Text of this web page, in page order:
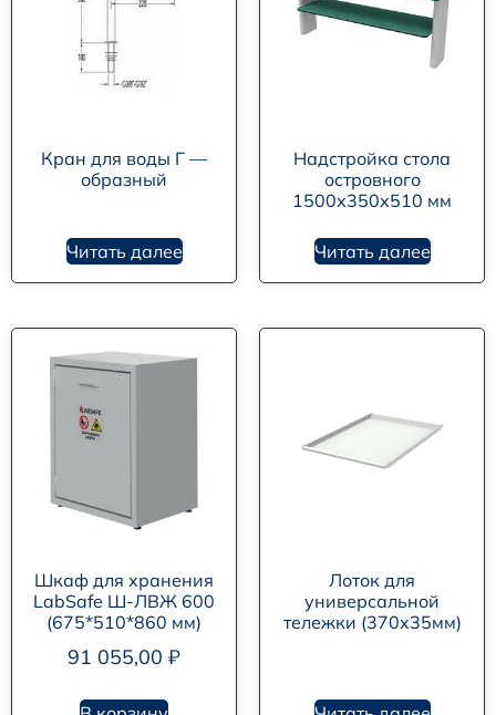
Кран для воды Г —
образный
Читать далее
Надстройка стола
островного
1500х350х510 мм
Читать далее
Шкаф для хранения
LabSafe Ш-ЛВЖ 600
(675*510*860 мм)
91 055,00 ₽
Лоток для
универсальной
тележки (370х35мм)